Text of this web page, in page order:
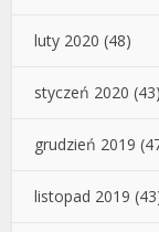
luty 2020 (48)
styczeń 2020 (43)
grudzień 2019
listopad 2019